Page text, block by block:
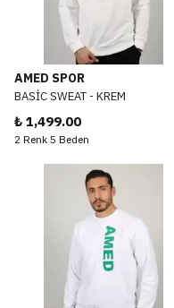
AMED SPOR
BASİC SWEAT - KREM
₺ 1,499.00
2 Renk 5 Beden